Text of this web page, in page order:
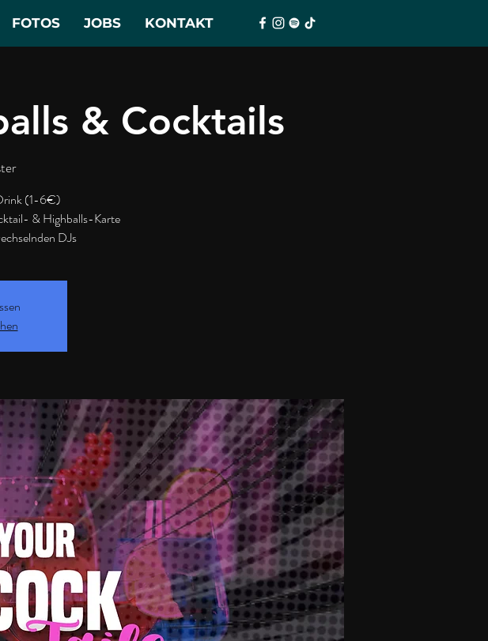
FOTOS JOBS KONTAKT
& Cocktails
(1-6€)
& Highballs-Karte
DJs